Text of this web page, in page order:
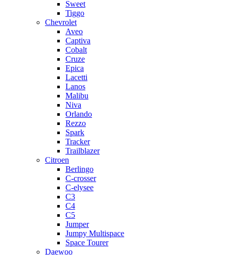
Sweet
Tiggo
Chevrolet
Aveo
Captiva
Cobalt
Cruze
Epica
Lacetti
Lanos
Malibu
Niva
Orlando
Rezzo
Spark
Tracker
Trailblazer
Citroen
Berlingo
C-crosser
C-elysee
C3
C4
C5
Jumper
Jumpy Multispace
Space Tourer
Daewoo